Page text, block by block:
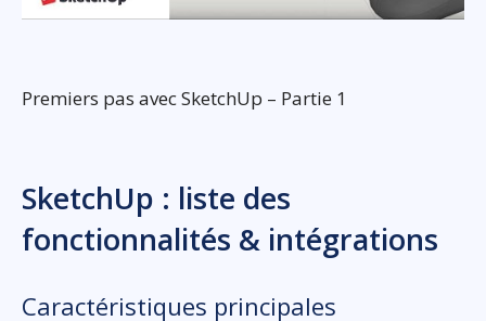
Premiers pas avec SketchUp – Partie 1
SketchUp : liste des
fonctionnalités & intégrations
Caractéristiques principales